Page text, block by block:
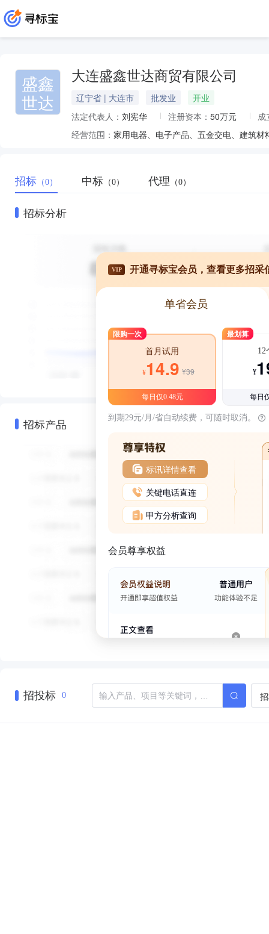
盛鑫
世达
大连盛鑫世达商贸有限公司
辽宁省 | 大连市 批发业
开业
法定代表人： 刘宪华 注册资本： 50万元
成
经营范围：
招标 （0） 中标 （0） 代理 （0）
招标分析
招标产品
VIP 开通寻标宝会员，查看更多招采
单省会员
限购一次
首月试用
¥14.9 ¥39
每日仅0.48元
最划算
12
¥
每日
到期29元/月/省自动续费，可随时取消。
标讯详情查看
关键电话直连
甲方分析查询
会员尊享权益
招投标 0